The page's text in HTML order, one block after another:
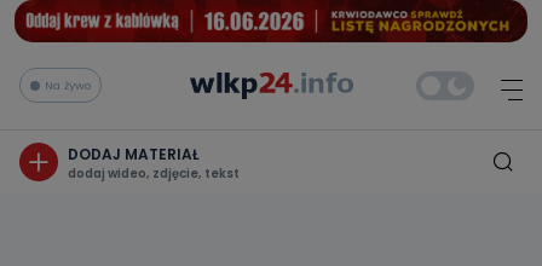
Na żywo
DODAJ MATERIAŁ
dodaj wideo, zdjęcie, tekst